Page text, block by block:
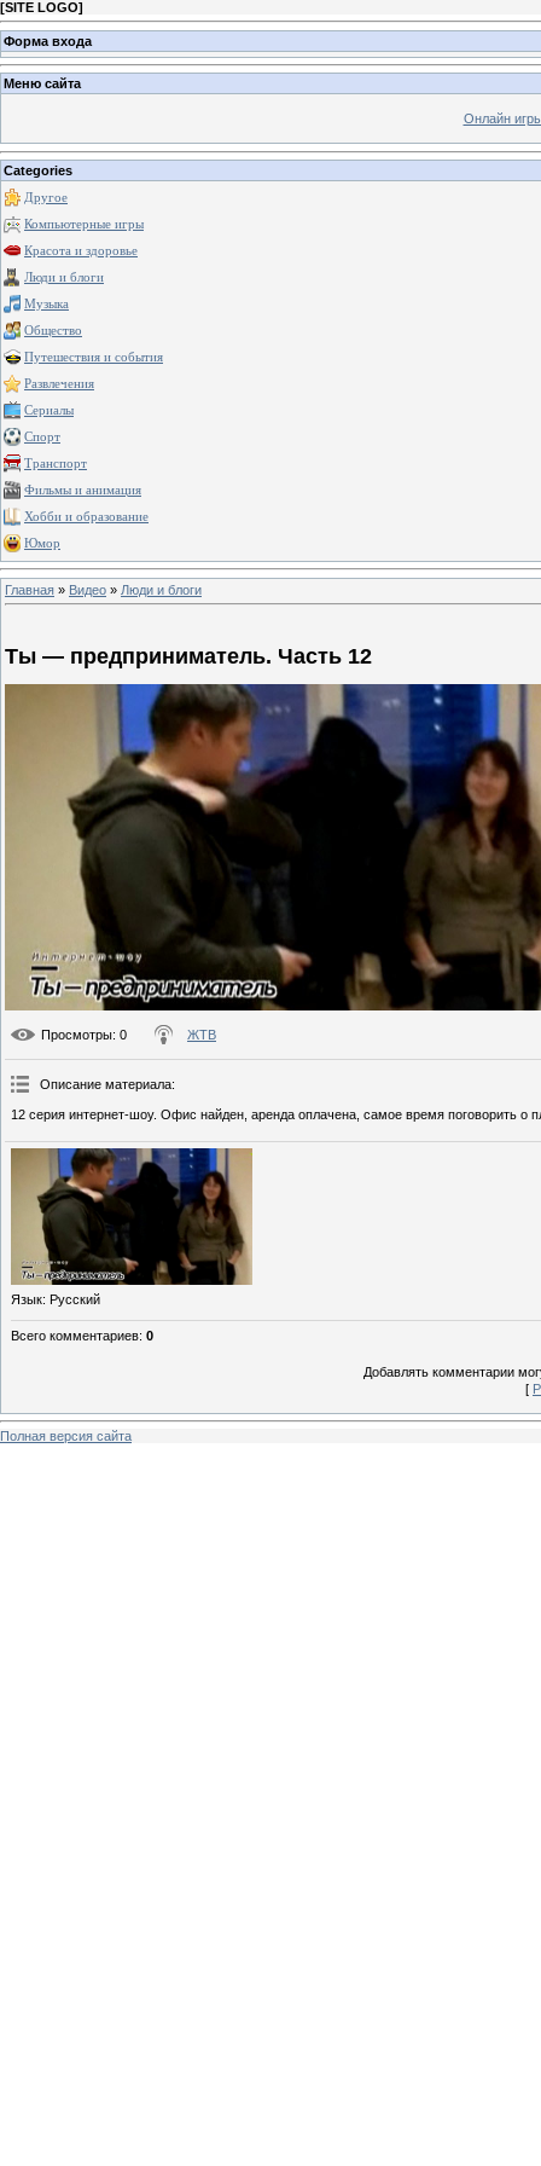
[SITE LOGO]
Форма входа
Меню сайта
Онлайн
Categories
Другое
Компьютерные игры
Красота и здоровье
Люди и блоги
Музыка
Общество
Путешествия и события
Развлечения
Сериалы
Спорт
Транспорт
Фильмы и анимация
Хобби и образование
Юмор
Главная » Видео » Люди и блоги
Ты — предприниматель. Часть 12
Просмотры: 0 ЖТВ
Описание материала:
12 серия интернет-шоу. Офис найден, аренда оплачена, самое время поговорить
Язык: Русский
Всего комментариев: 0
Добавлять комментарии
[
Полная версия сайта